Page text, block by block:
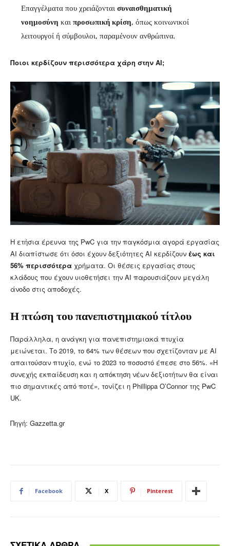
Επαγγέλματα που χρειάζονται συναισθηματική
νοημοσύνη και προσωπική κρίση, όπως κοινωνικοί
λειτουργοί ή σύμβουλοι, παραμένουν ανθρώπινα.
Ποιοι κερδίζουν περισσότερα χάρη στην AI;
Η ετήσια έρευνα της PwC για την παγκόσμια αγορά εργασίας
AI διαπίστωσε ότι όσοι έχουν δεξιότητες AI κερδίζουν έως και
56% περισσότερα χρήματα. Οι θέσεις εργασίας στους
κλάδους που έχουν υιοθετήσει την AI παρουσιάζουν μεγάλη
άνοδο στις αποδοχές.
Η πτώση του πανεπιστημιακού τίτλου
Παράλληλα, η ανάγκη για πανεπιστημιακά πτυχία
μειώνεται. Το 2019, το 64% των θέσεων που σχετίζονταν με AI
απαιτούσαν πτυχίο, ενώ το 2023 το ποσοστό έπεσε στο 56%. «Η
συνεχής εκπαίδευση και η απόκτηση νέων δεξιοτήτων θα είναι
πιο σημαντικές από ποτέ», τονίζει η Phillippa O’Connor της PwC
UK.
Πηγή: Gazzetta.gr
Facebook X Pinterest